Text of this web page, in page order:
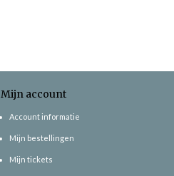
Mijn account
Account informatie
Mijn bestellingen
Mijn tickets